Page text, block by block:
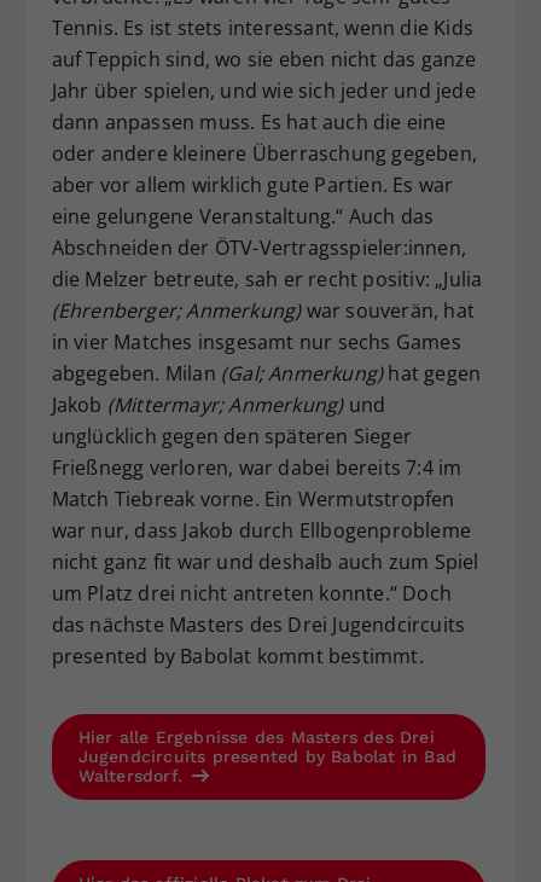
Tennis. Es ist stets interessant, wenn die Kids
auf Teppich sind, wo sie eben nicht das ganze
Jahr über spielen, und wie sich jeder und jede
dann anpassen muss. Es hat auch die eine
oder andere kleinere Überraschung gegeben,
aber vor allem wirklich gute Partien. Es war
eine gelungene Veranstaltung.“ Auch das
Abschneiden der ÖTV-Vertragsspieler:innen,
die Melzer betreute, sah er recht positiv: „Julia
(Ehrenberger; Anmerkung)war souverän, hat
in vier Matches insgesamt nur sechs Games
abgegeben. Milan (Gal; Anmerkung)hat gegen
Jakob (Mittermayr; Anmerkung)und
unglücklich gegen den späteren Sieger
Frießnegg verloren, war dabei bereits 7:4 im
Match Tiebreak vorne. Ein Wermutstropfen
war nur, dass Jakob durch Ellbogenprobleme
nicht ganz fit war und deshalb auch zum Spiel
um Platz drei nicht antreten konnte.“ Doch
das nächste Masters des Drei Jugendcircuits
presented by Babolat kommt bestimmt.
Hier alle Ergebnisse des Masters des Drei
Jugendcircuits presented by Babolat in Bad
Waltersdorf.